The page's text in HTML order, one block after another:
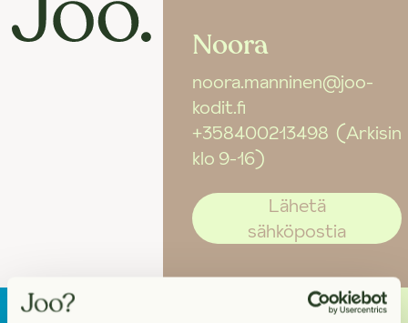
Noora
noora.manninen@joo-
kodit.fi
+358400213498 (Arkisin
klo 9-16)
Lähetä
sähköpostia